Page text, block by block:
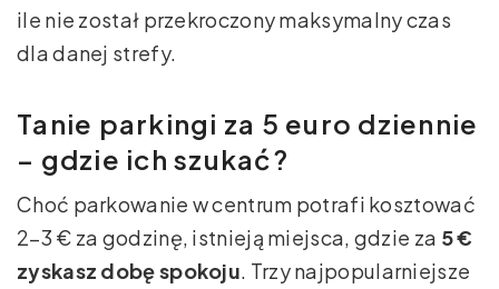
ile nie został przekroczony maksymalny czas
dla danej strefy.
Tanie parkingi za 5 euro dziennie
– gdzie ich szukać?
Choć parkowanie w centrum potrafi kosztować
2–3 € za godzinę, istnieją miejsca, gdzie za 5 €
zyskasz dobę spokoju. Trzy najpopularniejsze